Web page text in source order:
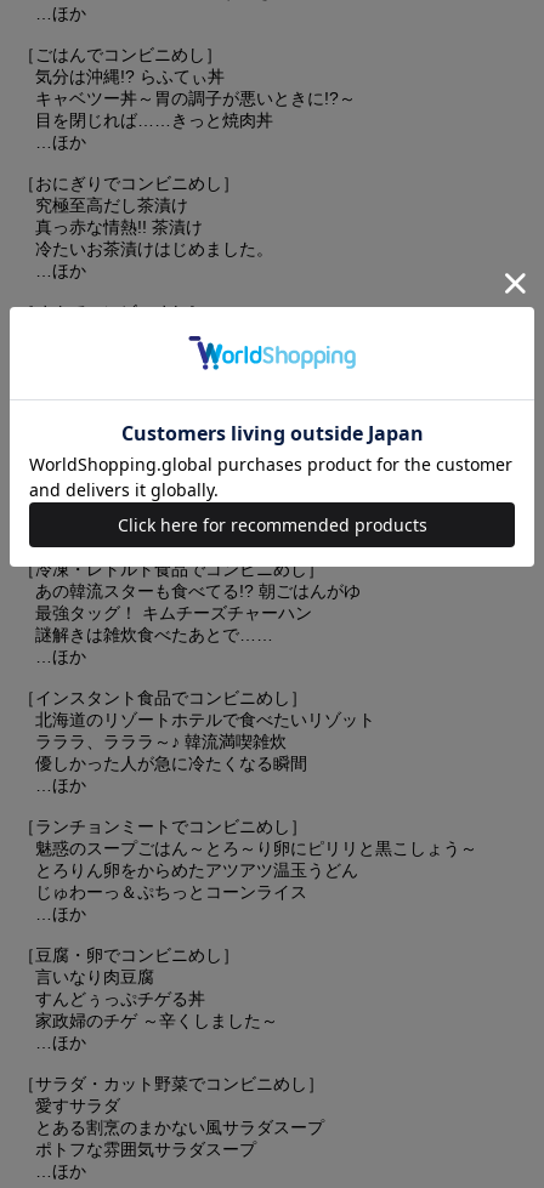
…ほか
［ごはんでコンビニめし］
気分は沖縄!? らふてぃ丼
キャベツー丼～胃の調子が悪いときに!?～
目を閉じれば……きっと焼肉丼
…ほか
［おにぎりでコンビニめし］
究極至高だし茶漬け
真っ赤な情熱!! 茶漬け
冷たいお茶漬けはじめました。
…ほか
［めんでコンビニめし］
ラーメン・つけめん・僕パーコーめん
…ほか
［パンでコンビニめし］
There is a フライドチキン between パン and パン
There is a さんま between パン and パン
日本の晩ごはん in アメリカの朝ごはん
［冷凍・レトルト食品でコンビニめし］
あの韓流スターも食べてる!? 朝ごはんがゆ
最強タッグ！ キムチーズチャーハン
謎解きは雑炊食べたあとで……
…ほか
［インスタント食品でコンビニめし］
北海道のリゾートホテルで食べたいリゾット
ラララ、ラララ～♪ 韓流満喫雑炊
優しかった人が急に冷たくなる瞬間
…ほか
［ランチョンミートでコンビニめし］
魅惑のスープごはん～とろ～り卵にピリリと黒こしょう～
とろりん卵をからめたアツアツ温玉うどん
じゅわーっ＆ぷちっとコーンライス
…ほか
［豆腐・卵でコンビニめし］
言いなり肉豆腐
すんどぅっぷチゲる丼
家政婦のチゲ ～辛くしました～
…ほか
［サラダ・カット野菜でコンビニめし］
愛すサラダ
とある割烹のまかない風サラダスープ
ポトフな雰囲気サラダスープ
…ほか